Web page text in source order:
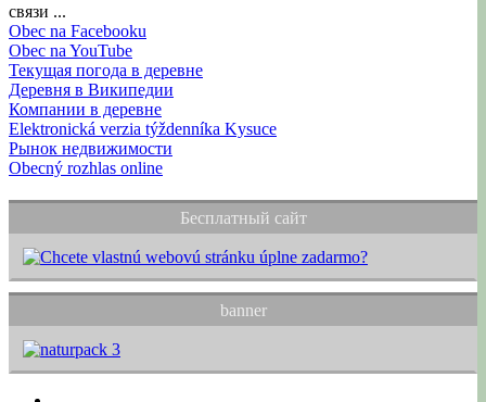
связи ...
Obec na Facebooku
Obec na YouTube
Текущая погода в деревне
Деревня в Википедии
Компании в деревне
Elektronická verzia týždenníka Kysuce
Рынок недвижимости
Obecný rozhlas online
Бесплатный сайт
banner